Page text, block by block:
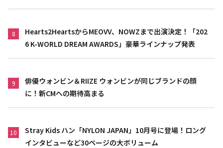
8
Hearts2HeartsからMEOVV、NOWZまで出演決定！「202
6 K-WORLD DREAM AWARDS」豪華ラインナップ発表
9
俳優ウォンビン＆RIIZE ウォンビンが同じブランドの顔
に！新CMへの期待高まる
10
Stray Kids ハン「NYLON JAPAN」10月号に登場！ロング
インタビューなど30ページの大ボリューム